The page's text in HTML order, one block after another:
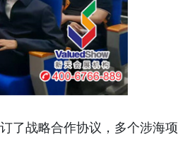
战略合作协议，多个涉海项